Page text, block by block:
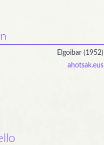
Elgoibar (1952)
ahotsak.eus